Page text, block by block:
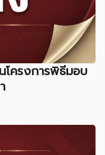
โครงการพิธีมอบ